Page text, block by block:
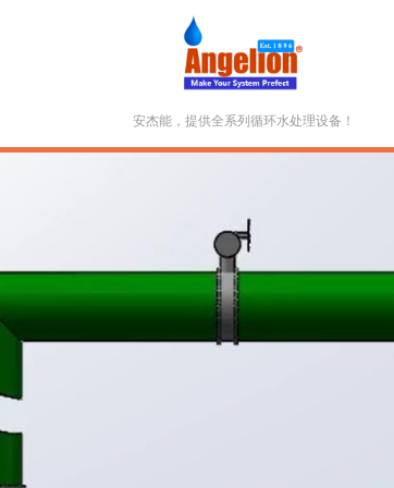
安杰能，提供全系列循环水处理设备！